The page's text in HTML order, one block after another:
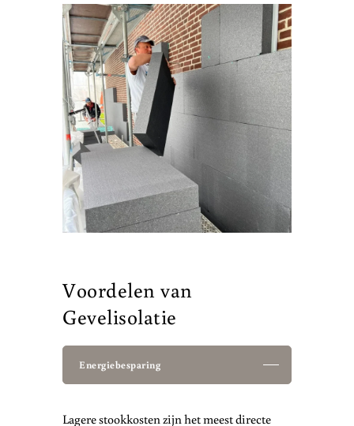
Voordelen van
Gevelisolatie
Energiebesparing
Lagere stookkosten zijn het meest directe